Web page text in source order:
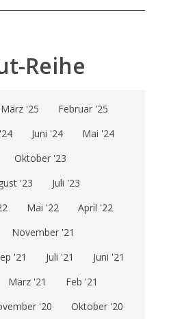
Reihe
März '25
Februar '25
Juni '24
Mai '24
Oktober '23
'23
Juli '23
Mai '22
April '22
November '21
'21 Juli '21
Juni '21
März '21
Feb '21
'20
Oktober '20